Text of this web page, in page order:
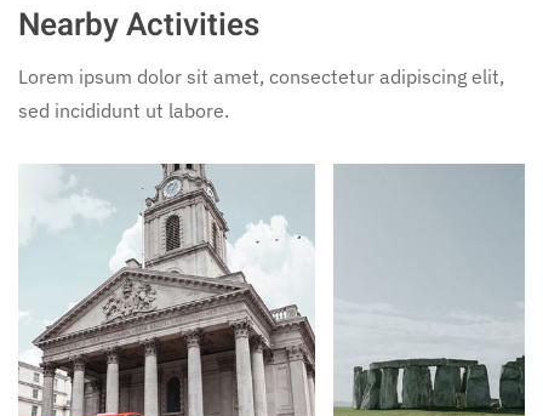
Nearby Activities
Lorem ipsum dolor sit amet, consectetur adipiscing elit,
sed incididunt ut labore.